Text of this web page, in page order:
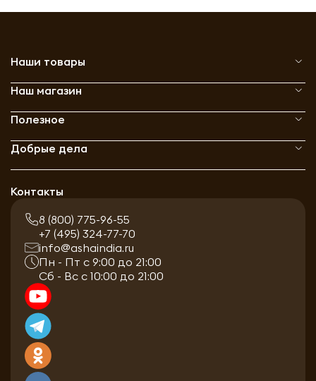
Наши товары
Наш магазин
Полезное
Добрые дела
Контакты
8 (800) 775-96-55
+7 (495) 324-77-70
info@ashaindia.ru
Пн - Пт с 9:00 до 21:00
Сб - Вс с 10:00 до 21:00